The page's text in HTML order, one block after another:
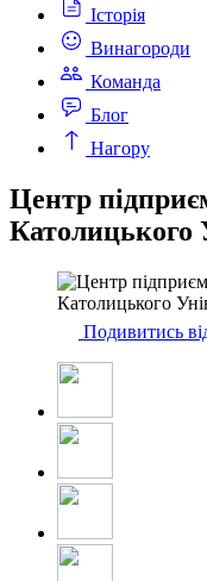
Історія
Винагороди
Команда
Блог
Нагору
Центр
Католицького
Подивитись